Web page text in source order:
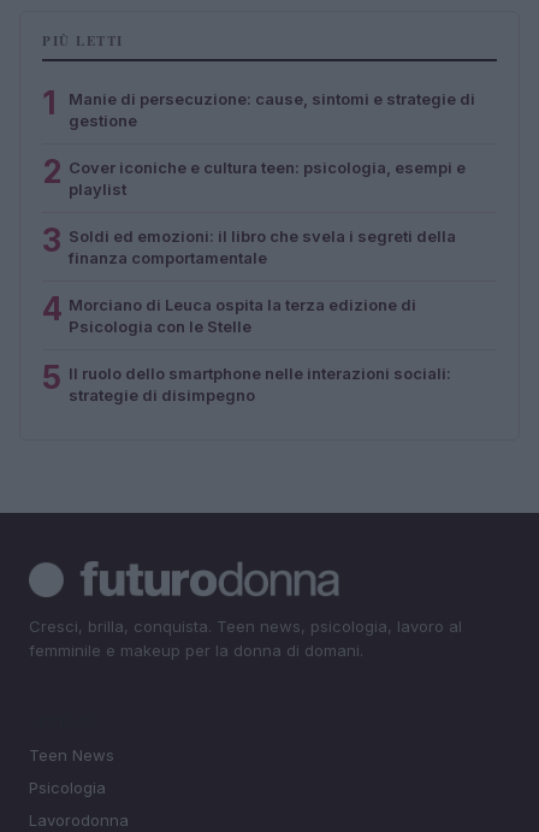
PIÙ LETTI
1
Manie di persecuzione: cause, sintomi e strategie di
gestione
2 Cover iconiche e cultura teen: psicologia, esempi e
playlist
3 Soldi ed emozioni: il libro che svela i segreti della
finanza comportamentale
4 Morciano di Leuca ospita la terza edizione di
Psicologia con le Stelle
5 Il ruolo dello smartphone nelle interazioni sociali:
strategie di disimpegno
Cresci, brilla, conquista. Teen news, psicologia, lavoro al
femminile e makeup per la donna di domani.
Teen News
Psicologia
Lavorodonna